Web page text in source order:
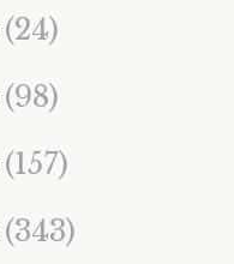
(24)
(98)
(157)
(343)